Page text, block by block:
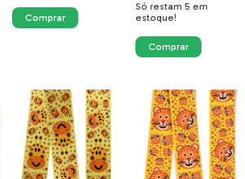
Só restam 5 em
estoque!